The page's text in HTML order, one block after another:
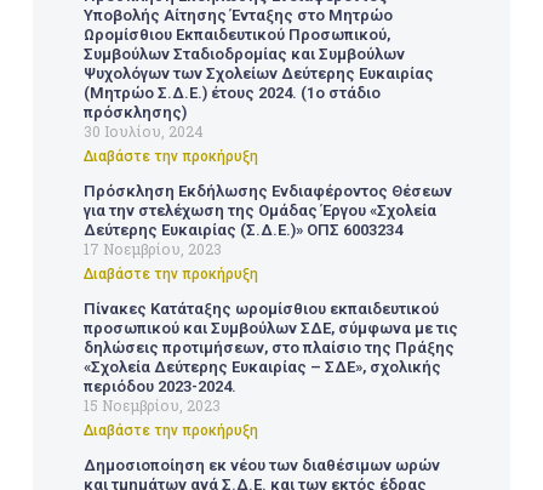
Υποβολής Αίτησης Ένταξης στο Μητρώο
Ωρομίσθιου Εκπαιδευτικού Προσωπικού,
Συμβούλων Σταδιοδρομίας και Συμβούλων
Ψυχολόγων των Σχολείων Δεύτερης Ευκαιρίας
(Μητρώο Σ.Δ.Ε.) έτους 2024. (1ο στάδιο
πρόσκλησης)
30 Ιουλίου, 2024
Διαβάστε την προκήρυξη
Πρόσκληση Εκδήλωσης Ενδιαφέροντος Θέσεων
για την στελέχωση της Ομάδας Έργου «Σχολεία
Δεύτερης Ευκαιρίας (Σ.Δ.Ε.)» ΟΠΣ 6003234
17 Νοεμβρίου, 2023
Διαβάστε την προκήρυξη
Πίνακες Κατάταξης ωρομίσθιου εκπαιδευτικού
προσωπικού και Συμβούλων ΣΔΕ, σύμφωνα με τις
δηλώσεις προτιμήσεων, στο πλαίσιο της Πράξης
«Σχολεία Δεύτερης Ευκαιρίας – ΣΔΕ», σχολικής
περιόδου 2023-2024.
15 Νοεμβρίου, 2023
Διαβάστε την προκήρυξη
Δημοσιοποίηση εκ νέου των διαθέσιμων ωρών
και τμημάτων ανά Σ.Δ.Ε. και των εκτός έδρας